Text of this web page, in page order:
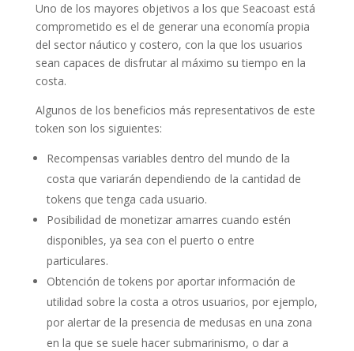
Uno de los mayores objetivos a los que Seacoast está
comprometido es el de generar una economía propia
del sector náutico y costero, con la que los usuarios
sean capaces de disfrutar al máximo su tiempo en la
costa.
Algunos de los beneficios más representativos de este
token son los siguientes:
Recompensas variables dentro del mundo de la
costa que variarán dependiendo de la cantidad de
tokens que tenga cada usuario.
Posibilidad de monetizar amarres cuando estén
disponibles, ya sea con el puerto o entre
particulares.
Obtención de tokens por aportar información de
utilidad sobre la costa a otros usuarios, por ejemplo,
por alertar de la presencia de medusas en una zona
en la que se suele hacer submarinismo, o dar a